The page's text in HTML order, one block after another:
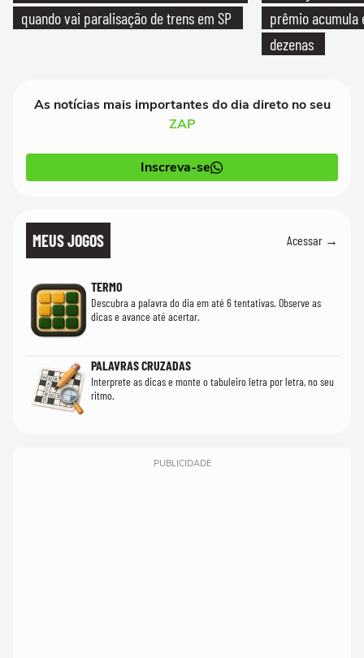
quando vai paralisação de trens em SP
prêmio acumula
dezenas
As notícias mais importantes do dia direto no seu
ZAP
Inscreva-se
MEUS JOGOS Acessar →
TERMO
Descubra a palavra do dia em até 6 tentativas. Observe as
dicas e avance até acertar.
PALAVRAS CRUZADAS
Interprete as dicas e monte o tabuleiro letra por letra, no seu
ritmo.
PUBLICIDADE